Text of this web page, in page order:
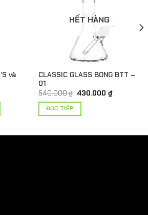
và
HẾT HÀNG
CLASSIC GLASS BONG BTT –
01
540.000₫ Giá
430.000 ₫Giá
hiện
ĐỌC TIẾP